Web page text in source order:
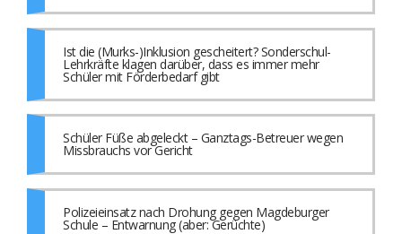
Ist die (Murks-)Inklusion gescheitert? Sonderschul-
Lehrkräfte klagen darüber, dass es immer mehr
Schüler mit Förderbedarf gibt
Schüler Füße abgeleckt – Ganztags-Betreuer wegen
Missbrauchs vor Gericht
Polizeieinsatz nach Drohung gegen Magdeburger
Schule – Entwarnung (aber: Gerüchte)